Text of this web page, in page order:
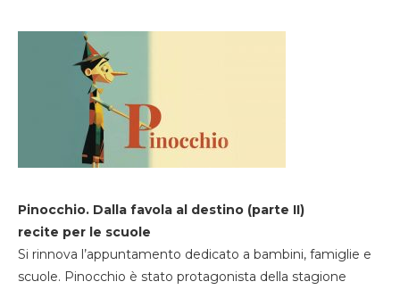
Pinocchio. Dalla favola al destino (parte II)
recite per le scuole
Si rinnova l’appuntamento dedicato a bambini, famiglie e
scuole. Pinocchio è stato protagonista della stagione